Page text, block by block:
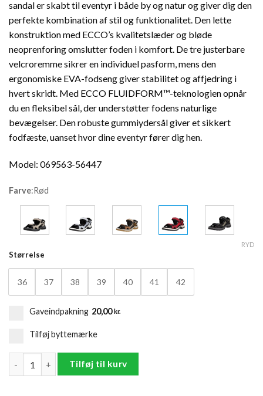
var:
999,95 kr..
er:
799,96 kr..
sandal er skabt til eventyr i både by og natur og giver dig den
perfekte kombination af stil og funktionalitet. Den lette
konstruktion med ECCO’s kvalitetslæder og bløde
neoprenforing omslutter foden i komfort. De tre justerbare
velcroremme sikrer en individuel pasform, mens den
ergonomiske EVA-fodseng giver stabilitet og affjedring i
hvert skridt. Med ECCO FLUIDFORM™-teknologien opnår
du en fleksibel sål, der understøtter fodens naturlige
bevægelser. Den robuste gummiydersål giver et sikkert
fodfæste, uanset hvor dine eventyr fører dig hen.
Model: 069563-56447
Farve:Rød
Størrelse
36 37 38 39 40 41 42
RYD
Gaveindpakning 20,00kr.
Tilføj byttemærke
Ecco Offroad Yucatan Sandal Dame antal
Tilføj til kurv